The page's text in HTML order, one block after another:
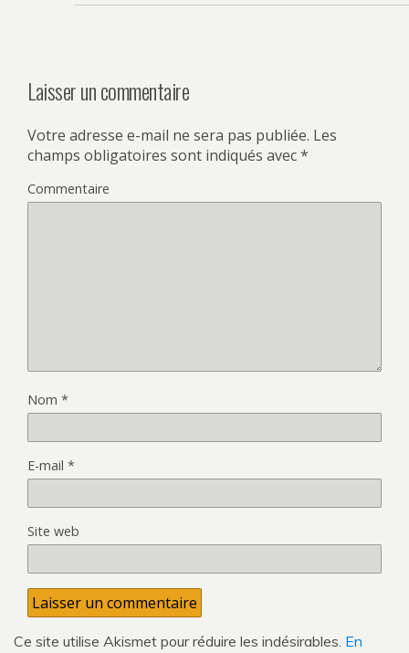
Laisser un commentaire
Votre adresse e-mail ne sera pas publiée. Les
champs obligatoires sont indiqués avec*
Commentaire
Nom *
E-mail *
Site web
Ce site utilise Akismet pour réduire les indésirables. En